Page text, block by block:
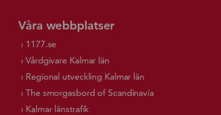
Våra webbplatser
1177.se
Vårdgivare Kalmar län
Regional utveckling Kalmar län
The smorgasbord of Scandinavia
Kalmar länstrafik